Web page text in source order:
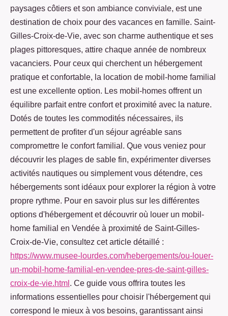
paysages côtiers et son ambiance conviviale, est une
destination de choix pour des vacances en famille. Saint-
Gilles-Croix-de-Vie, avec son charme authentique et ses
plages pittoresques, attire chaque année de nombreux
vacanciers. Pour ceux qui cherchent un hébergement
pratique et confortable, la location de mobil-home familial
est une excellente option. Les mobil-homes offrent un
équilibre parfait entre confort et proximité avec la nature.
Dotés de toutes les commodités nécessaires, ils
permettent de profiter d'un séjour agréable sans
compromettre le confort familial. Que vous veniez pour
découvrir les plages de sable fin, expérimenter diverses
activités nautiques ou simplement vous détendre, ces
hébergements sont idéaux pour explorer la région à votre
propre rythme. Pour en savoir plus sur les différentes
options d'hébergement et découvrir où louer un mobil-
home familial en Vendée à proximité de Saint-Gilles-
Croix-de-Vie, consultez cet article détaillé :
https://www.musee-lourdes.com/hebergements/ou-louer-
un-mobil-home-familial-en-vendee-pres-de-saint-gilles-
croix-de-vie.html . Ce guide vous offrira toutes les
informations essentielles pour choisir l'hébergement qui
correspond le mieux à vos besoins, garantissant ainsi